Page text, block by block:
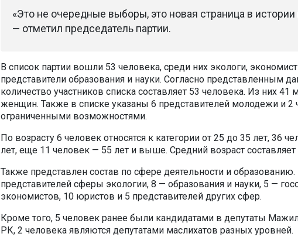
«Это не очередные выборы, это новая страница в истории
— отметил председатель партии.
В список партии вошли 53 человека, среди них экологи,
представители образования и науки. Согласно представленным
количество участников списка составляет 53 человека. Из них 41
женщин. Также в списке указаны 6 представителей молодежи и 2
ограниченными возможностями.
По возрасту 6 человек относятся к категории от 25 до 35 лет, 36
лет, еще 11 человек — 55 лет и выше. Средний возраст составляет
Также представлен состав по сфере деятельности и образованию.
представителей сферы экологии, 8 — образования и науки, 5 —
экономистов, 10 юристов и 5 представителей других сфер.
Кроме того, 5 человек ранее были кандидатами в депутаты
РК, 2 человека являются депутатами маслихатов разных уровней.